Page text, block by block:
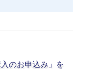
のお申込み」を